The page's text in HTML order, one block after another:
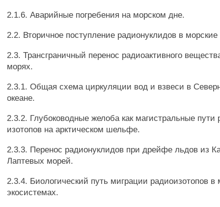
2.1.6. Аварийные погребения на морском дне.
2.2. Вторичное поступление радионуклидов в
2.3. Трансграничный перенос радиоактивного
морях.
2.3.1. Общая схема циркуляции вод и взвеси в
океане.
2.3.2. Глубоководные желоба как магистральные пути
изотопов на арктическом шельфе.
2.3.3. Перенос радионуклидов при дрейфе льдов из
Лаптевых морей.
2.3.4. Биологический путь миграции радиоизотопов в
экосистемах.